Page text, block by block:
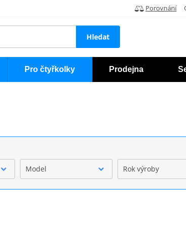
Porovnání
Hledat
Pro čtyřkolky Prodejna
Model Rok výroby